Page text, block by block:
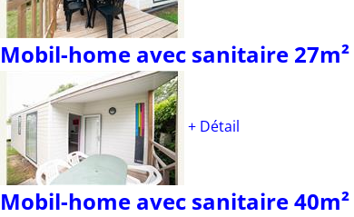
Mobil-home avec sanitaire
+ Détail
Mobil-home avec sanitaire